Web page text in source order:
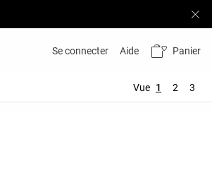
Se connecter Aide Panier
Vue 1 2 3